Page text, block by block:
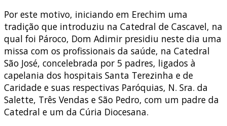
Por este motivo, iniciando em Erechim uma
tradição que introduziu na Catedral de Cascavel, na
qual foi Pároco, Dom Adimir presidiu neste dia uma
missa com os profissionais da saúde, na Catedral
São José, concelebrada por 5 padres, ligados à
capelania dos hospitais Santa Terezinha e de
Caridade e suas respectivas Paróquias, N. Sra. da
Salette, Três Vendas e São Pedro, com um padre da
Catedral e um da Cúria Diocesana.